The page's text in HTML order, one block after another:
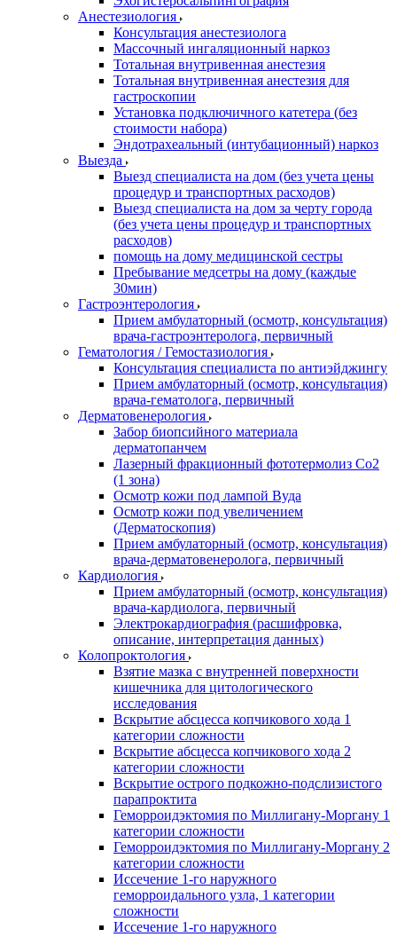
Анестезиология
Консультация анестезиолога
Массочный ингаляционный наркоз
Тотальная внутривенная анестезия
Тотальная внутривенная анестезия для
гастроскопии
Установка подключичного катетера (без
стоимости набора)
Эндотрахеальный (интубационный) наркоз
Выезда
Выезд специалиста на дом (без учета цены
процедур и транспортных расходов)
Выезд специалиста на дом за черту города
(без учета цены процедур и транспортных
расходов)
помощь на дому медицинской сестры
Пребывание медсетры на дому (каждые
30мин)
Гастроэнтерология
Прием амбулаторный (осмотр, консультация)
врача-гастроэнтеролога, первичный
Гематология / Гемостазиология
Консультация специалиста по антиэйджингу
Прием амбулаторный (осмотр, консультация)
врача-гематолога, первичный
Дерматовенерология
Забор биопсийного материала
дерматопанчем
Лазерный фракционный фототермолиз Со2
(1 зона)
Осмотр кожи под лампой Вуда
Осмотр кожи под увеличением
(Дерматоскопия)
Прием амбулаторный (осмотр, консультация)
врача-дерматовенеролога, первичный
Кардиология
Прием амбулаторный (осмотр, консультация)
врача-кардиолога, первичный
Электрокардиография (расшифровка,
описание, интерпретация данных)
Колопроктология
Взятие мазка с внутренней поверхности
кишечника для цитологического
исследования
Вскрытие абсцесса копчикового хода 1
категории сложности
Вскрытие абсцесса копчикового хода 2
категории сложности
Вскрытие острого подкожно-подслизистого
парапроктита
Геморроидэктомия по Миллигану-Моргану 1
категории сложности
Геморроидэктомия по Миллигану-Моргану 2
категории сложности
Иссечение 1-го наружного
геморроидального узла, 1 категории
сложности
Иссечение 1-го наружного